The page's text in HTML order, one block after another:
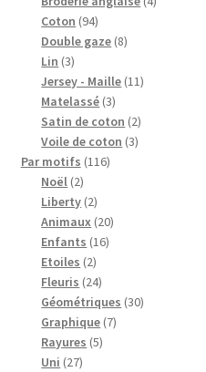
Coton 9494
produits
Double gaze 88
Lin 33
produits
Jersey - Maille 1111
Matelassé 33
produits
Satin de coton 22
produits
Voile de coton 33
Par motifs 116116
Noël 22
produits
Liberty 22
produits
Animaux 2020
Enfants 1616
Etoiles 22
produits
Fleuris 2424
produits
Géométriques 3030
Graphique 77
Rayures 55
Uni 2727